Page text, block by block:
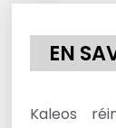
EN
Kaleos